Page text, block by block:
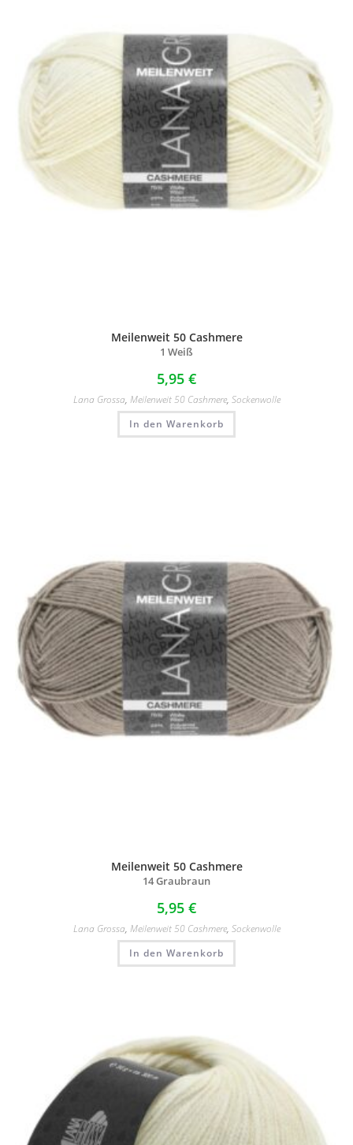
Meilenweit 50 Cashmere
1 Weiß
5,95 €
Lana Grossa, Meilenweit 50 Cashmere, Sockenwolle
In den Warenkorb
Meilenweit 50 Cashmere
14 Graubraun
5,95 €
Lana Grossa, Meilenweit 50 Cashmere, Sockenwolle
In den Warenkorb